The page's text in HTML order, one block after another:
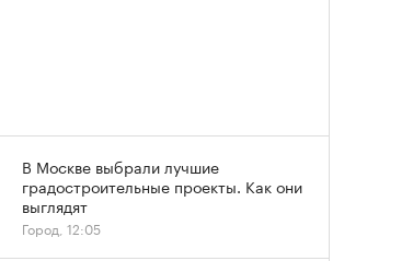
В Москве выбрали лучшие
градостроительные проекты. Как они
выглядят
Город, 12:05